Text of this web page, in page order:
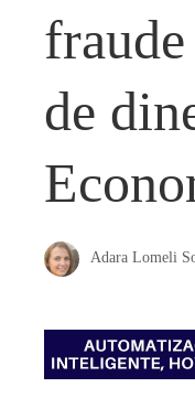
de
Adara Lomeli